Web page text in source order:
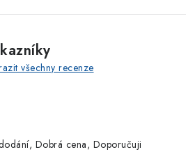
všechny recenze
Dobrá cena, Doporučuji